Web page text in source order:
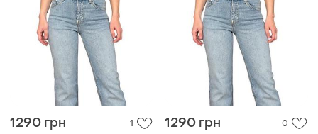
1290 грн 1 1290 грн 0